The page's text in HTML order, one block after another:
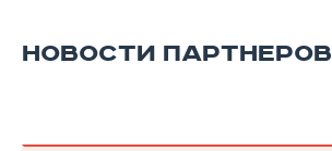
НОВОСТИ ПАРТНЕРОВ